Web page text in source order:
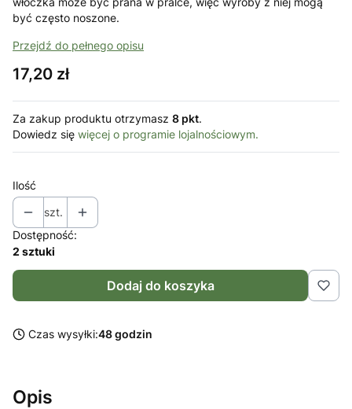
być często noszone.
Przejdź do pełnego opisu
Cena
17,20 zł
Za zakup produktu otrzymasz 8 pkt.
Dowiedz się więcej o programie lojalnościowym.
Ilość
szt.
Dostępność:
2 sztuki
Dodaj do koszyka
Czas wysyłki:48 godzin
Opis